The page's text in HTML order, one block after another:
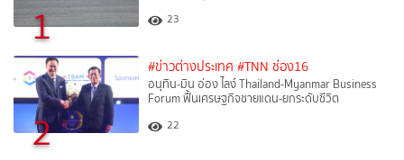
1 23
2
#ข่าวต่างประเทศ #TNN ช่อง16
อนุทิน-มิน อ่อง ไลง์ Thailand-Myanmar Business
Forum ฟื้นเศรษฐกิจชายแดน-ยกระดับชีวิต
22